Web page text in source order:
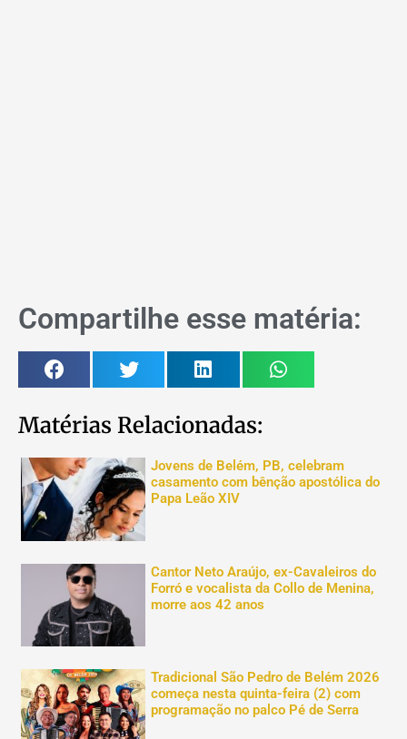
Compartilhe esse matéria:
Matérias Relacionadas:
Jovens de Belém, PB, celebram
casamento com bênção apostólica do
Papa Leão XIV
Cantor Neto Araújo, ex-Cavaleiros do
Forró e vocalista da Collo de Menina,
morre aos 42 anos
Tradicional São Pedro de Belém 2026
começa nesta quinta-feira (2) com
programação no palco Pé de Serra